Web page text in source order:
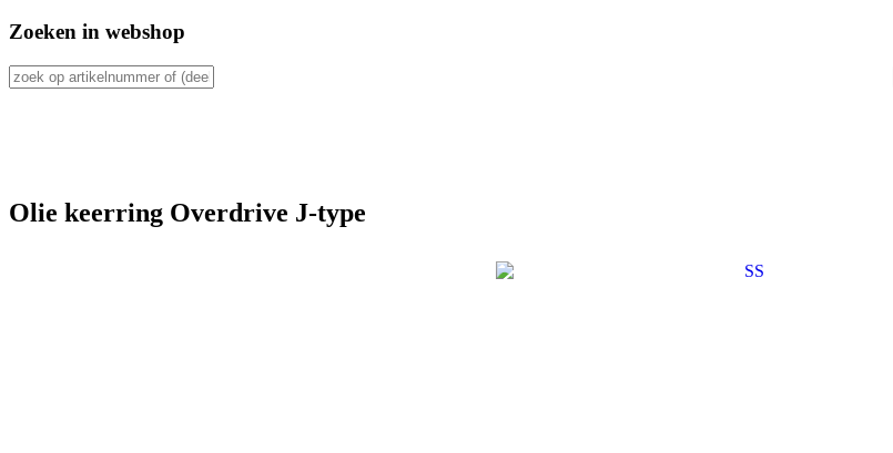
Zoeken in webshop
Olie keerring Overdrive J-type